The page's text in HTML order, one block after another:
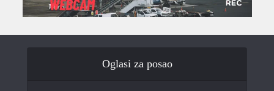
Oglasi za posao